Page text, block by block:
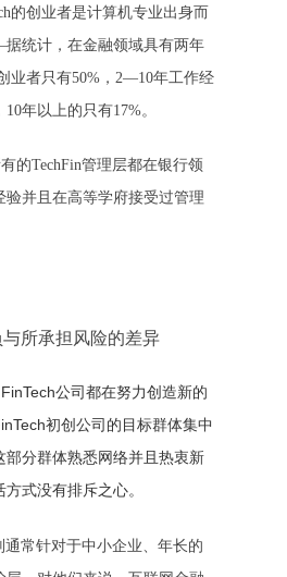
的创业者是计算机专业出身而
统计，在金融领域具有两年
业者只有50%，2—10年工作经
年以上的只有17%。
的TechFin管理层都在银行领
验并且在高等学府接受过管理
所承担风险的差异
公司都在努力创造新的
初创公司的目标群体集中
部分群体熟悉网络并且热衷新
式没有排斥之心。
通常针对于中小企业、年长的